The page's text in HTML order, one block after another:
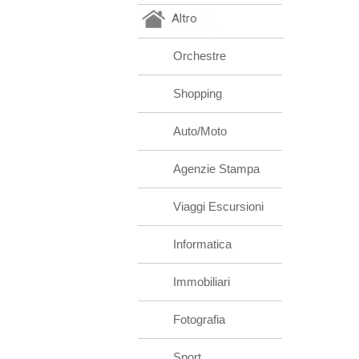
Altro
Orchestre
Shopping
Auto/Moto
Agenzie Stampa
Viaggi Escursioni
Informatica
Immobiliari
Fotografia